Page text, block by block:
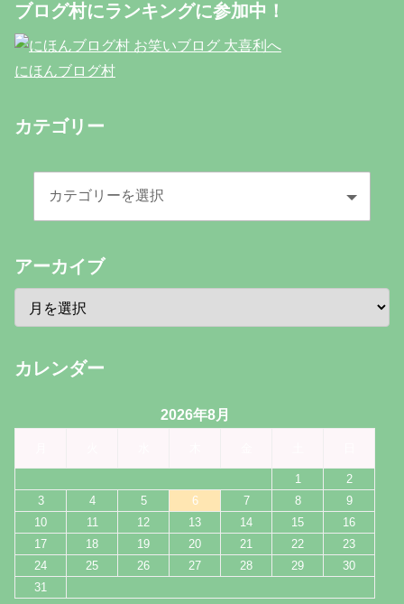
ブログ村にランキングに参加中！
にほんブログ村
カテゴリー
アーカイブ
カレンダー
2026年8月
1
2
3
4 5 6 7 8
9
10
11 12 13 14 15
16
17
18 19 20 21 22
23
24
25 26 27 28 29
30
31